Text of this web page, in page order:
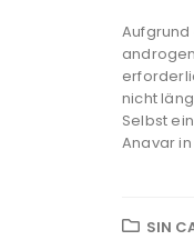
nicht
Selbst
Anavar in
SIN